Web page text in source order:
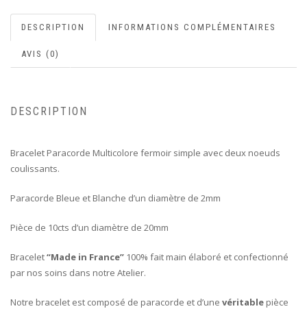
DESCRIPTION INFORMATIONS COMPLÉMENTAIRES
AVIS (0)
DESCRIPTION
Bracelet Paracorde Multicolore fermoir simple avec deux noeuds
coulissants.
Paracorde Bleue et Blanche d’un diamètre de 2mm
Pièce de 10cts d’un diamètre de 20mm
Bracelet“Made in France” 100% fait main élaboré et confectionné
par nos soins dans notre Atelier.
Notre bracelet est composé de paracorde et d’une véritable pièce